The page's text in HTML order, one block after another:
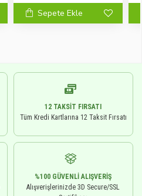
Sepete Ekle
12 TAKSIT FIRSATI
Tüm Kredi Kartlarına 12 Taksit Fırsatı
%100 GÜVENLI ALIŞVERIŞ
Alışverişlerinizde 3D Secure/SSL